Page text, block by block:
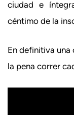
ciudad e
céntimo de la
En definitiva
la pena correr